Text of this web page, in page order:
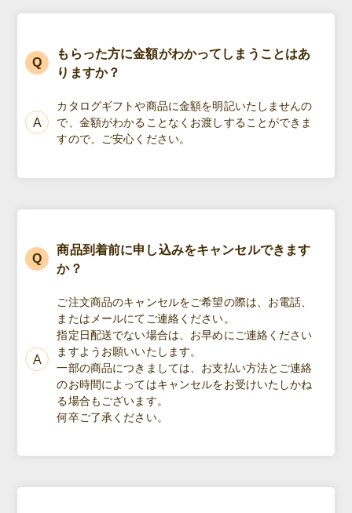
もらった方に金額がわかってしまうことはあ
りますか？
カタログギフトや商品に金額を明記いたしませんの
で、金額がわかることなくお渡しすることができま
すので、ご安心ください。
商品到着前に申し込みをキャンセルできます
か？
ご注文商品のキャンセルをご希望の際は、お電話、
またはメールにてご連絡ください。
指定日配送でない場合は、お早めにご連絡ください
ますようお願いいたします。
一部の商品につきましては、お支払い方法とご連絡
のお時間によってはキャンセルをお受けいたしかね
る場合もございます。
何卒ご了承ください。